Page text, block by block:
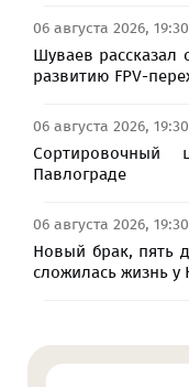
06 августа 2026, 19:30
Шуваев рассказал
развитию FPV-
06 августа 2026, 19:30
Сортировочный
Павлограде
06 августа 2026, 19:30
Новый брак, пять
сложилась жизнь у